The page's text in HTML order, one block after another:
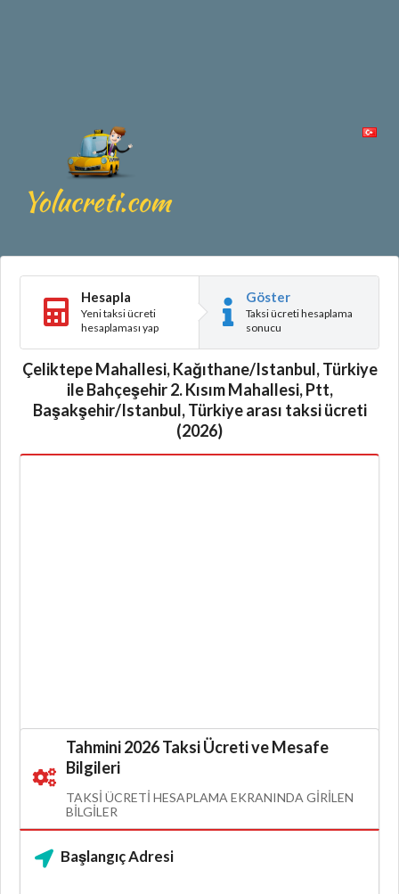
Hesapla
Yeni taksi ücreti
hesaplaması yap
Göster
Taksi ücreti hesaplama
sonucu
Çeliktepe Mahallesi, Kağıthane/Istanbul, Türkiye
ile Bahçeşehir 2. Kısım Mahallesi, Ptt,
Başakşehir/Istanbul, Türkiye arası taksi ücreti
(2026)
Tahmini 2026 Taksi Ücreti ve Mesafe
Bilgileri
TAKSI ÜCRETI HESAPLAMA EKRANINDA GIRILEN
BILGILER
Başlangıç Adresi